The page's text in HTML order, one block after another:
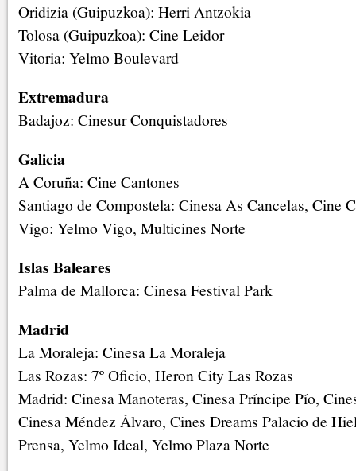
Oridizia (Guipuzkoa): Herri Antzokia
Tolosa (Guipuzkoa): Cine Leidor
Vitoria: Yelmo Boulevard
Extremadura
Badajoz: Cinesur Conquistadores
Galicia
A Coruña: Cine Cantones
Santiago de Compostela: Cinesa As Cancelas, Cine
Vigo: Yelmo Vigo, Multicines Norte
Islas Baleares
Palma de Mallorca: Cinesa Festival Park
Madrid
La Moraleja: Cinesa La Moraleja
Las Rozas: 7º Oficio, Heron City Las Rozas
Madrid: Cinesa Manoteras, Cinesa Príncipe Pío,
Cinesa Méndez Álvaro, Cines Dreams Palacio de
Prensa, Yelmo Ideal, Yelmo Plaza Norte